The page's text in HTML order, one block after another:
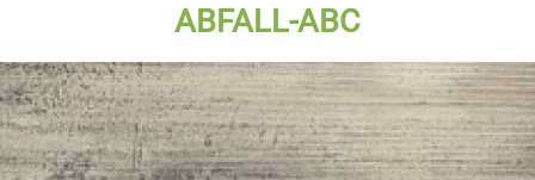
ABFALL-ABC